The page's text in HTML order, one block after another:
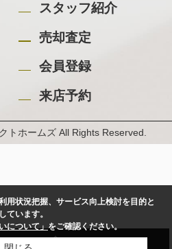
スタッフ紹介
売却査定
会員登録
来店予約
トホームズ All Rights Reserved.
用状況把握、サービス向上検討を目的と
ています。
について」をご確認ください。